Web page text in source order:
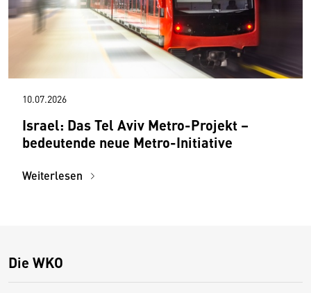
10.07.2026
Israel: Das Tel Aviv Metro-Projekt –
bedeutende neue Metro-Initiative
Weiterlesen
Die WKO